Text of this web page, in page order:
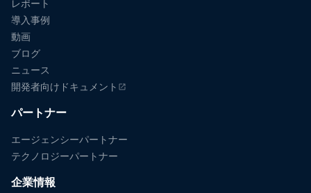
レポート
導入事例
動画
ブログ
ニュース
開発者向けドキュメント
（新しいタブで開きます）
パートナー
エージェンシーパートナー
テクノロジーパートナー
企業情報